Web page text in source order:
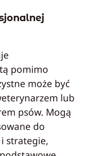
pomimo
może być
lub
psów. Mogą
do
strategie,